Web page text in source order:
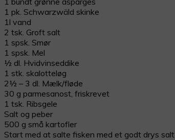
1 pk. Schwarzwäld skinke
1l vand
2 tsk. Groft salt
1 spsk. Smør
1 spsk. Mel
½ dl. Hvidvinseddike
1 stk. skalotteløg
2½ – 3 dl. Mælk/fløde
30 g parmesanost, friskrevet
1 tsk. Ribsgele
Salt og peber
500 g små kartofler
Start med at salte fisken med et godt drys salt